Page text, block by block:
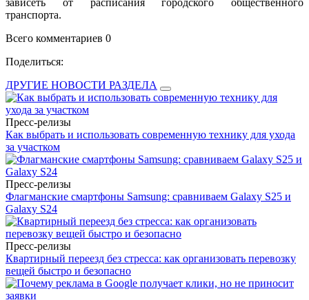
зависеть от расписания городского общественного
транспорта.
Всего комментариев 0
Поделиться:
ДРУГИЕ НОВОСТИ РАЗДЕЛА
Пресс-релизы
Как выбрать и использовать современную технику для ухода
за участком
Пресс-релизы
Флагманские смартфоны Samsung: сравниваем Galaxy S25 и
Galaxy S24
Пресс-релизы
Квартирный переезд без стресса: как организовать перевозку
вещей быстро и безопасно